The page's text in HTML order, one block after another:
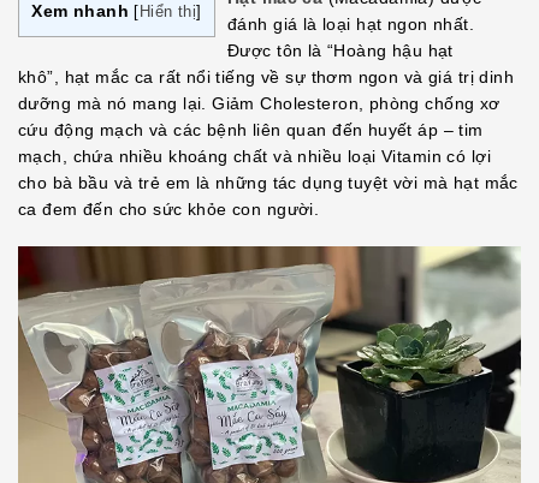
Xem nhanh Hiển thị
đánh giá là loại hạt ngon nhất.
Được tôn là “Hoàng hậu hạt
khô”, hạt mắc ca rất nổi tiếng về sự thơm ngon và giá trị dinh
dưỡng mà nó mang lại. Giảm Cholesteron, phòng chống xơ
cứu động mạch và các bệnh liên quan đến huyết áp – tim
mạch, chứa nhiều khoáng chất và nhiều loại Vitamin có lợi
cho bà bầu và trẻ em là những tác dụng tuyệt vời mà hạt mắc
ca đem đến cho sức khỏe con người.